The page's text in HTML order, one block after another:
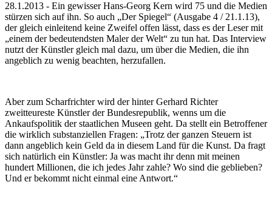
28.1.2013 - Ein gewisser Hans-Georg Kern wird 75 und die Medien
stürzen sich auf ihn. So auch „Der Spiegel“ (Ausgabe 4 / 21.1.13),
der gleich einleitend keine Zweifel offen lässt, dass es der Leser mit
„einem der bedeutendsten Maler der Welt“ zu tun hat. Das Interview
nutzt der Künstler gleich mal dazu, um über die Medien, die ihn
angeblich zu wenig beachten, herzufallen.
Aber zum Scharfrichter wird der hinter Gerhard Richter
zweitteureste Künstler der Bundesrepublik, wenns um die
Ankaufspolitik der staatlichen Museen geht. Da stellt ein Betroffener
die wirklich substanziellen Fragen: „Trotz der ganzen Steuern ist
dann angeblich kein Geld da in diesem Land für die Kunst. Da fragt
sich natürlich ein Künstler: Ja was macht ihr denn mit meinen
hundert Millionen, die ich jedes Jahr zahle? Wo sind die geblieben?
Und er bekommt nicht einmal eine Antwort.“